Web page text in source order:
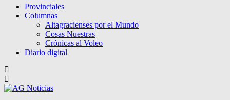
Provinciales
Columnas
Altagracienses por el Mundo
Cosas Nuestras
Crónicas al Voleo
Diario digital